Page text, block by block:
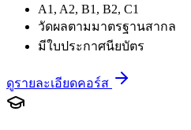
A1, A2, B1, B2, C1
วัดผลตามมาตรฐานสากล
มีใบประกาศนียบัตร
ดูรายละเอียดคอร์ส